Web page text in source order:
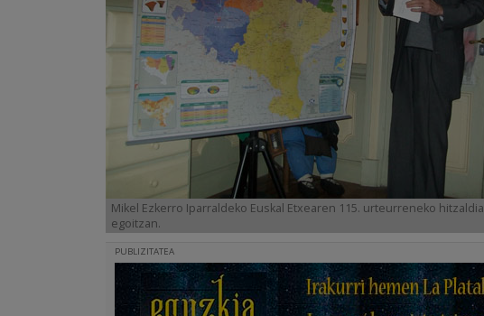
Mikel Ezkerro Iparraldeko Euskal Etxearen 115. urteurreneko
egoitzan.
PUBLIZITATEA